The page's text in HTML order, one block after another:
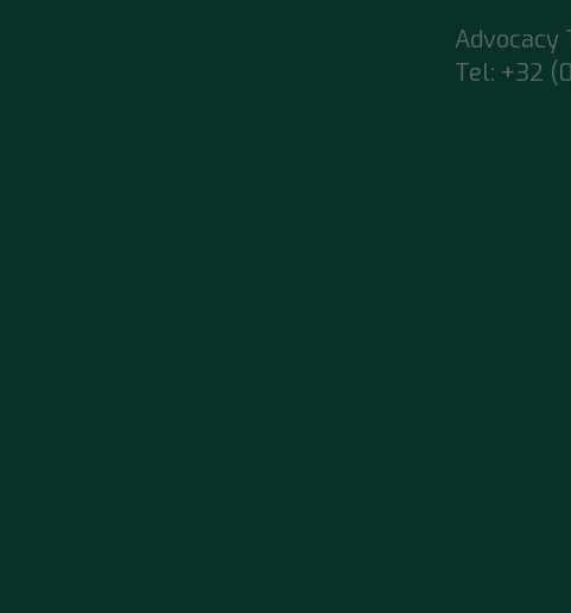
Advocacy
Tel: +32